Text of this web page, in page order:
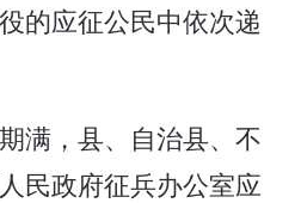
的应征公民中依次递
满，县、自治县、不
民政府征兵办公室应